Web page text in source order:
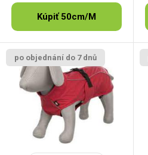
Kúpiť 50cm/M
po objednání do 7 dnů